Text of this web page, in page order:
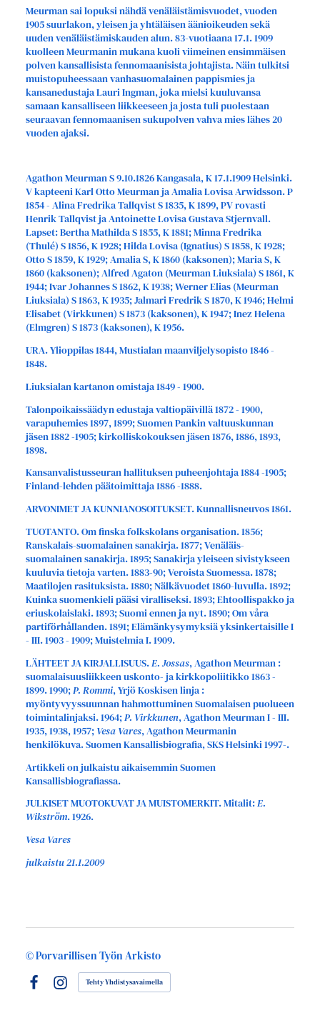
Meurman sai lopuksi nähdä venäläistämisvuodet, vuoden
1905 suurlakon, yleisen ja yhtäläisen äänioikeuden sekä
uuden venäläistämiskauden alun. 83-vuotiaana 17.1. 1909
kuolleen Meurmanin mukana kuoli viimeinen ensimmäisen
polven kansallisista fennomaanisista johtajista. Näin tulkitsi
muistopuheessaan vanhasuomalainen pappismies ja
kansanedustaja Lauri Ingman, joka mielsi kuuluvansa
samaan kansalliseen liikkeeseen ja josta tuli puolestaan
seuraavan fennomaanisen sukupolven vahva mies lähes 20
vuoden ajaksi.
Agathon Meurman S 9.10.1826 Kangasala, K 17.1.1909 Helsinki.
V kapteeni Karl Otto Meurman ja Amalia Lovisa Arwidsson. P
1854 - Alina Fredrika Tallqvist S 1835, K 1899, PV rovasti
Henrik Tallqvist ja Antoinette Lovisa Gustava Stjernvall.
Lapset: Bertha Mathilda S 1855, K 1881; Minna Fredrika
(Thulé) S 1856, K 1928; Hilda Lovisa (Ignatius) S 1858, K 1928;
Otto S 1859, K 1929; Amalia S, K 1860 (kaksonen); Maria S, K
1860 (kaksonen); Alfred Agaton (Meurman Liuksiala) S 1861, K
1944; Ivar Johannes S 1862, K 1938; Werner Elias (Meurman
Liuksiala) S 1863, K 1935; Jalmari Fredrik S 1870, K 1946; Helmi
Elisabet (Virkkunen) S 1873 (kaksonen), K 1947; Inez Helena
(Elmgren) S 1873 (kaksonen), K 1956.
URA. Ylioppilas 1844, Mustialan maanviljelysopisto 1846 -
1848.
Liuksialan kartanon omistaja 1849 - 1900.
Talonpoikaissäädyn edustaja valtiopäivillä 1872 - 1900,
varapuhemies 1897, 1899; Suomen Pankin valtuuskunnan
jäsen 1882 -1905; kirkolliskokouksen jäsen 1876, 1886, 1893,
1898.
Kansanvalistusseuran hallituksen puheenjohtaja 1884 -1905;
Finland-lehden päätoimittaja 1886 -1888.
ARVONIMET JA KUNNIANOSOITUKSET. Kunnallisneuvos 1861.
TUOTANTO. Om finska folkskolans organisation. 1856;
Ranskalais-suomalainen sanakirja. 1877; Venäläis-
suomalainen sanakirja. 1895; Sanakirja yleiseen sivistykseen
kuuluvia tietoja varten. 1883-90; Veroista Suomessa. 1878;
Maatilojen rasituksista. 1880; Nälkävuodet 1860-luvulla. 1892;
Kuinka suomenkieli pääsi viralliseksi. 1893; Ehtoollispakko ja
eriuskolaislaki. 1893; Suomi ennen ja nyt. 1890; Om våra
partiförhållanden. 1891; Elämänkysymyksiä yksinkertaisille I
- III. 1903 - 1909; Muistelmia I. 1909.
LÄHTEET JA KIRJALLISUUS.E. Jossas, Agathon Meurman :
suomalaisuusliikkeen uskonto- ja kirkkopoliitikko 1863 -
1899. 1990;P. Rommi, Yrjö Koskisen linja :
myöntyvyyssuunnan hahmottuminen Suomalaisen puolueen
toimintalinjaksi. 1964;P. Virkkunen, Agathon Meurman I - III.
1935, 1938, 1957; Vesa Vares, Agathon Meurmanin
henkilökuva. Suomen Kansallisbiografia, SKS Helsinki 1997-.
Artikkeli on julkaistu aikaisemmin Suomen
Kansallisbiografiassa.
JULKISET MUOTOKUVAT JA MUISTOMERKIT. Mitalit:E.
Wikström. 1926.
Vesa Vares
julkaistu 21.1.2009
©Porvarillisen Työn Arkisto
FacebookInstagram
Tehty Yhdistysavaimella